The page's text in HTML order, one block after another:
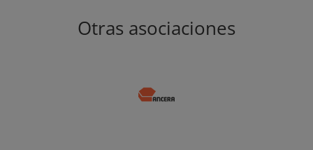
Otras asociaciones